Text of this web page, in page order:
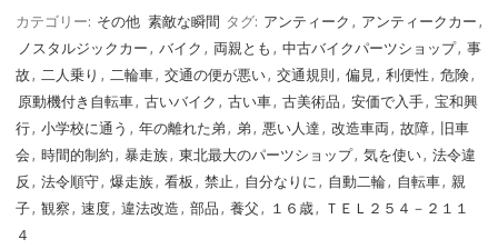
カテゴリー: その他 素敵な瞬間 タグ: アンティーク , アンティークカー ,
ノスタルジックカー , バイク , 両親とも , 中古バイクパーツショップ, 事
故 , 二人乗り , 二輪車, 交通の便が悪い, 交通規則 , 偏見 , 利便性 , 危険,
原動機付き自転車, 古いバイク , 古い車, 古美術品 , 安価で入手, 宝和興
行, 小学校に通う , 年の離れた弟, 弟, 悪い人達 , 改造車両 , 故障,
旧車
会 , 時間的制約 , 暴走族, 東北最大のパーツショップ, 気を使い, 法令違
反 , 法令順守, 爆走族, 看板 , 禁止 , 自分なりに , 自動二輪, 自転車, 親
子, 観察 , 速度, 違法改造 , 部品 , 養父 , １６歳,
ＴＥＬ２５４－２１１
４